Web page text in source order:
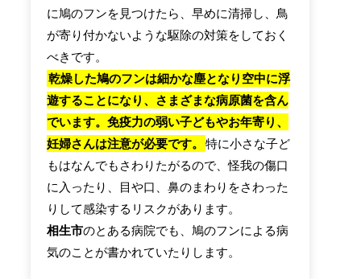
に鳩のフンを見つけたら、早めに清掃し、鳥
が寄り付かないような駆除の対策をしておく
べきです。
乾燥した鳩のフンは細かな塵となり空中に浮
遊することになり、さまざまな病原菌を含ん
でいます。免疫力の弱い子どもやお年寄り、
妊婦さんは注意が必要です。
特に小さな子ど
もはなんでもさわりたがるので、怪我の傷口
に入ったり、目や口、鼻のまわりをさわった
りして感染するリスクがあります。
相生市のとある病院でも、鳩のフンによる病
気のことが書かれていたりします。